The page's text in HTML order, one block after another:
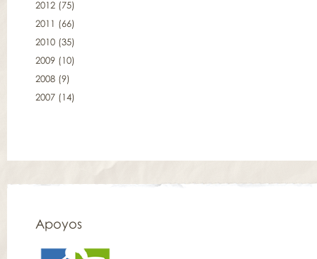
2012 (75)
2011 (66)
2010 (35)
2009 (10)
2008 (9)
2007 (14)
Apoyos